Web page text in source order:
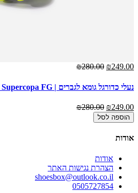
₪249.00
₪280.00
נעלי כדורגל גומא לגברים | Joma Supercopa FG
₪249.00
₪280.00
הוספה לסל
אודות
אודות
הצהרת נגישות האתר
shoesbox@outlook.co.il
0505727854